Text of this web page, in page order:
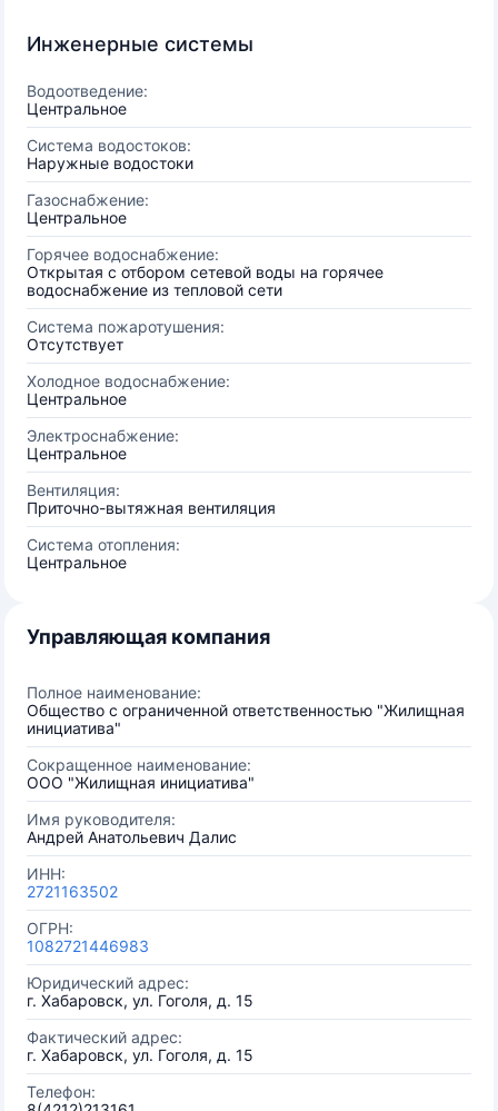
Инженерные системы
Водоотведение:
Центральное
Система водостоков:
Наружные водостоки
Газоснабжение:
Центральное
Горячее водоснабжение:
Открытая с отбором сетевой воды на горячее
водоснабжение из тепловой сети
Система пожаротушения:
Отсутствует
Холодное водоснабжение:
Центральное
Электроснабжение:
Центральное
Вентиляция:
Приточно-вытяжная вентиляция
Система отопления:
Центральное
Управляющая компания
Полное наименование:
Общество с ограниченной ответственностью "Жилищная
инициатива"
Сокращенное наименование:
ООО "Жилищная инициатива"
Имя руководителя:
Андрей Анатольевич Далис
ИНН:
2721163502
ОГРН:
1082721446983
Юридический адрес:
г. Хабаровск, ул. Гоголя, д. 15
Фактический адрес:
г. Хабаровск, ул. Гоголя, д. 15
Телефон: